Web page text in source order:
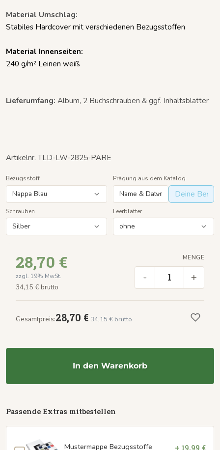
Material Umschlag:
Stabiles Hardcover mit verschiedenen Bezugsstoffen
Material Innenseiten:
240 g/m² Leinen weiß
Lieferumfang: Album, 2 Buchschrauben & ggf. Inhaltsblätter
Artikelnr. TLD-LW-2825-PARE
Bezugsstoff Prägung aus dem Katalog
Schrauben Leerblätter
28,70 €
zzgl. 19% MwSt.
34,15 € brutto
MENGE
- +
Gesamtpreis:28,70 € 34,15 € brutto
In den Warenkorb
Passende Extras mitbestellen
Mustermappe Bezugsstoffe + 19,99 €